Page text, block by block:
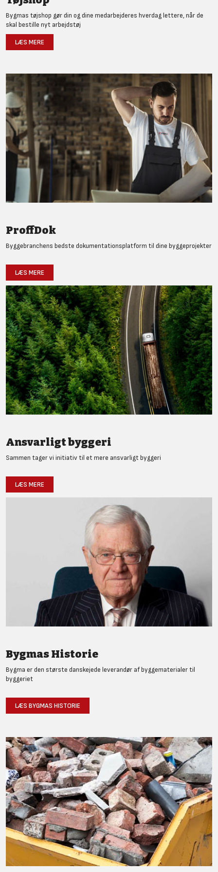
Bygmas tøjshop gør din og dine medarbejderes hverdag lettere, når de
skal bestille nyt arbejdstøj
LÆS MERE
ProffDok
Byggebranchens bedste dokumentationsplatform til dine byggeprojekter
LÆS MERE
Ansvarligt byggeri
Sammen tager vi initiativ til et mere ansvarligt byggeri
LÆS MERE
Bygmas Historie
Bygma er den største danskejede leverandør af byggematerialer til
byggeriet
LÆS BYGMAS HISTORIE